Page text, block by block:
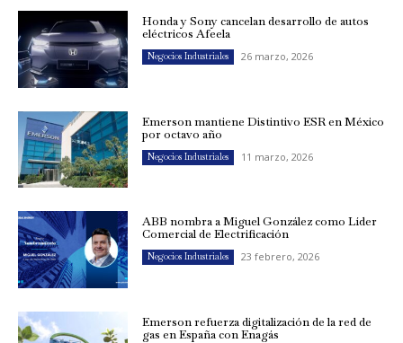
Honda y Sony cancelan desarrollo de autos
eléctricos Afeela
Negocios Industriales 26 marzo, 2026
Emerson mantiene Distintivo ESR en México
por octavo año
Negocios Industriales 11 marzo, 2026
ABB nombra a Miguel González como Líder
Comercial de Electrificación
Negocios Industriales 23 febrero, 2026
Emerson refuerza digitalización de la red de
gas en España con Enagás